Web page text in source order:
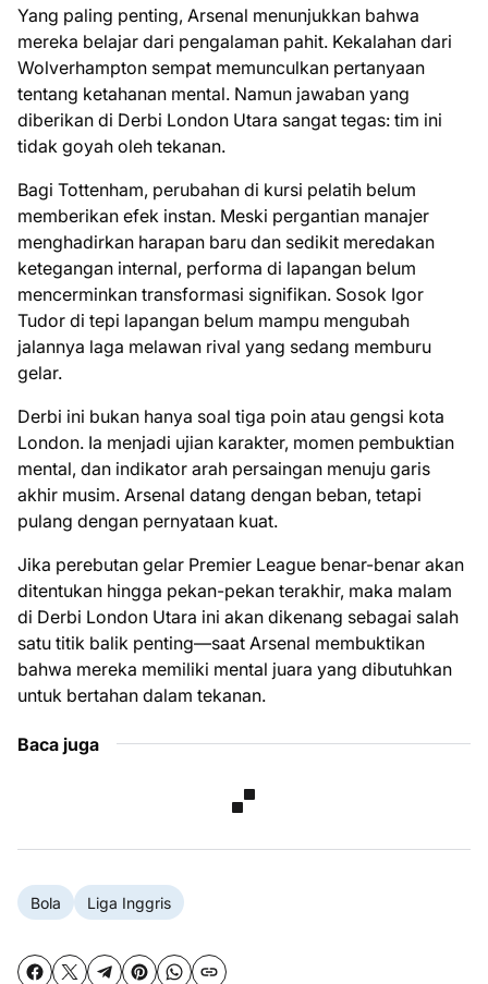
Yang paling penting, Arsenal menunjukkan bahwa
mereka belajar dari pengalaman pahit. Kekalahan dari
Wolverhampton sempat memunculkan pertanyaan
tentang ketahanan mental. Namun jawaban yang
diberikan di Derbi London Utara sangat tegas: tim ini
tidak goyah oleh tekanan.
Bagi Tottenham, perubahan di kursi pelatih belum
memberikan efek instan. Meski pergantian manajer
menghadirkan harapan baru dan sedikit meredakan
ketegangan internal, performa di lapangan belum
mencerminkan transformasi signifikan. Sosok Igor
Tudor di tepi lapangan belum mampu mengubah
jalannya laga melawan rival yang sedang memburu
gelar.
Derbi ini bukan hanya soal tiga poin atau gengsi kota
London. Ia menjadi ujian karakter, momen pembuktian
mental, dan indikator arah persaingan menuju garis
akhir musim. Arsenal datang dengan beban, tetapi
pulang dengan pernyataan kuat.
Jika perebutan gelar Premier League benar-benar akan
ditentukan hingga pekan-pekan terakhir, maka malam
di Derbi London Utara ini akan dikenang sebagai salah
satu titik balik penting—saat Arsenal membuktikan
bahwa mereka memiliki mental juara yang dibutuhkan
untuk bertahan dalam tekanan.
Baca juga
Bola Liga Inggris